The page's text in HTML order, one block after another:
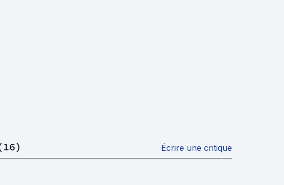
Écrire une critique